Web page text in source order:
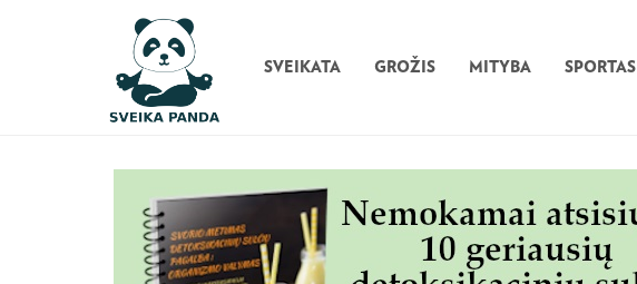
SVEIKATA GROŽIS MITYBA SPORTAS